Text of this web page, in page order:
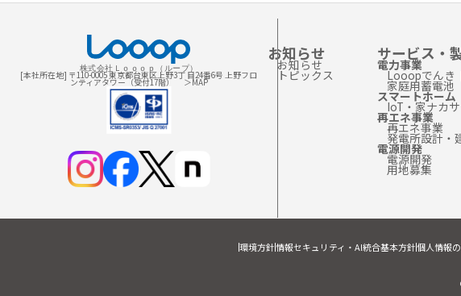
株式会社Ｌｏｏｏｐ（ループ）
[本社所在地] 〒110-0005 東京都台東区上野3丁 目24番6号 上野フロ
ンティアタワー（受付17階） ＞MAP
お知らせ
お知らせ
トピックス
サービス・
電力事業
Looopでんき
家庭用蓄電池
スマートホーム
IoT・家ナカ
再エネ事業
再エネ事業
発電所設計・
電源開発
電源開発
用地募集
環境方針情報セキュリティ・AI統合基本方針個人情報